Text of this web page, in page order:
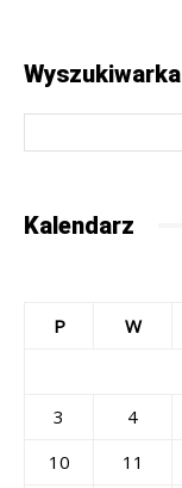
Wyszukiwarka
Kalendarz
P W
3
4
10
11